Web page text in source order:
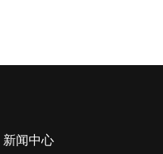
新闻中心